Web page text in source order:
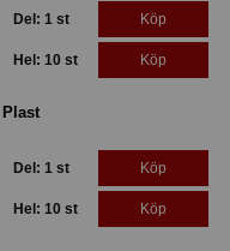
Del: 1 st Köp
Hel: 10 st Köp
Del: 1 st Köp
Hel: 10 st Köp